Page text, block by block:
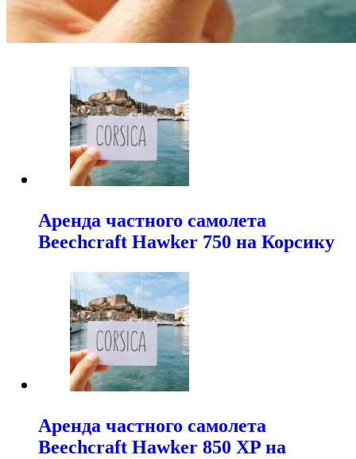
Аренда частного самолета
Beechcraft Hawker 750 на Корсику
Аренда частного самолета
Beechcraft Hawker 850 XP на